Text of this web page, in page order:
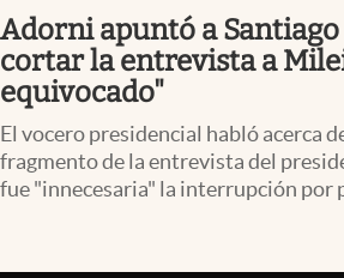
Negocios
Columnistas
Apertura
Adorni apuntó a
cortar la entrevista a
equivocado"
El vocero presidencial habló acerca
fragmento de la entrevista del
fue "innecesaria" la interrupción por